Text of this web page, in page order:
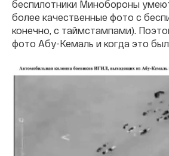
беспилотники Минобороны
более качественные фото с
конечно, с таймстампами).
фото Абу-Кемаль и когда это